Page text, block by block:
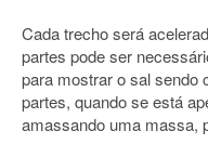
Cada trecho será
partes pode ser
para mostrar o sal sendo
partes, quando se está
amassando uma massa,